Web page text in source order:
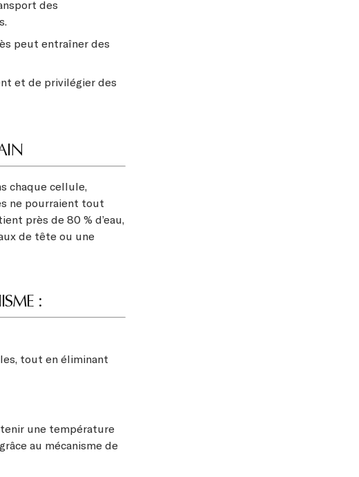
des
peut entraîner des
et de privilégier des
chaque cellule,
ne pourraient tout
près de 80 % d’eau,
de tête ou une
:
tout en éliminant
une température
au mécanisme de